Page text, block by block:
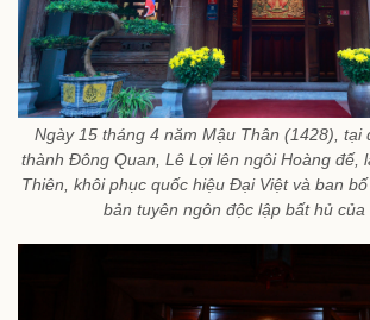
Ngày 15 tháng 4 năm Mậu Thân (1428), tại
thành Đông Quan, Lê Lợi lên ngôi Hoàng đế,
Thiên, khôi phục quốc hiệu Đại Việt và ban
bản tuyên ngôn độc lập bất hủ của